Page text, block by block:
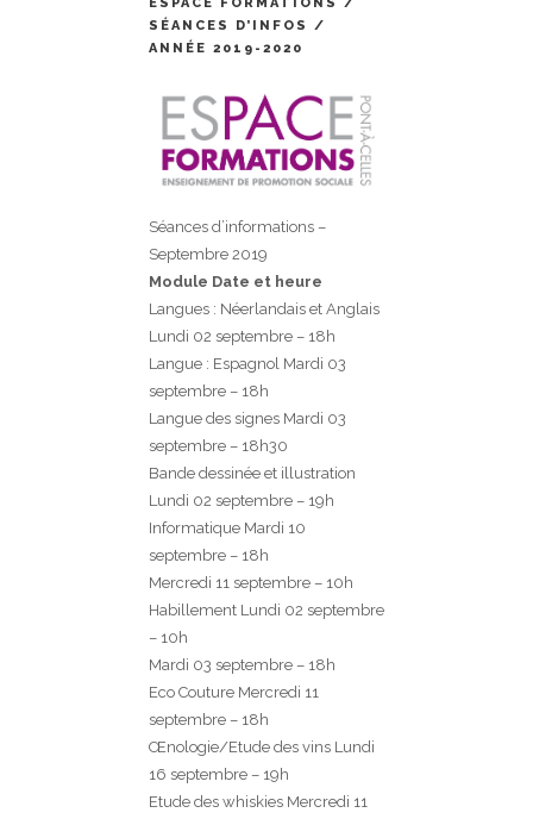
ESPACE FORMATIONS /
SÉANCES D’INFOS /
ANNÉE 2019-2020
Séances d’informations –
Septembre 2019
Module Date et heure
Langues : Néerlandais et Anglais
Lundi 02 septembre – 18h
Langue : Espagnol Mardi 03
septembre – 18h
Langue des signes Mardi 03
septembre – 18h30
Bande dessinée et illustration
Lundi 02 septembre – 19h
Informatique Mardi 10
septembre – 18h
Mercredi 11 septembre – 10h
Habillement Lundi 02 septembre
– 10h
Mardi 03 septembre – 18h
Eco Couture Mercredi 11
septembre – 18h
Œnologie/Etude des vins Lundi
16 septembre – 19h
Etude des whiskies Mercredi 11